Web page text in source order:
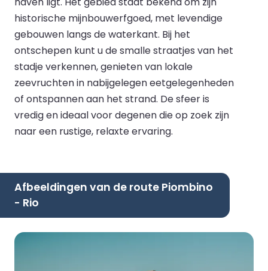
historische mijnbouwerfgoed, met levendige
gebouwen langs de waterkant. Bij het
ontschepen kunt u de smalle straatjes van het
stadje verkennen, genieten van lokale
zeevruchten in nabijgelegen eetgelegenheden
of ontspannen aan het strand. De sfeer is
vredig en ideaal voor degenen die op zoek zijn
naar een rustige, relaxte ervaring.
Afbeeldingen van de route Piombino
- Rio